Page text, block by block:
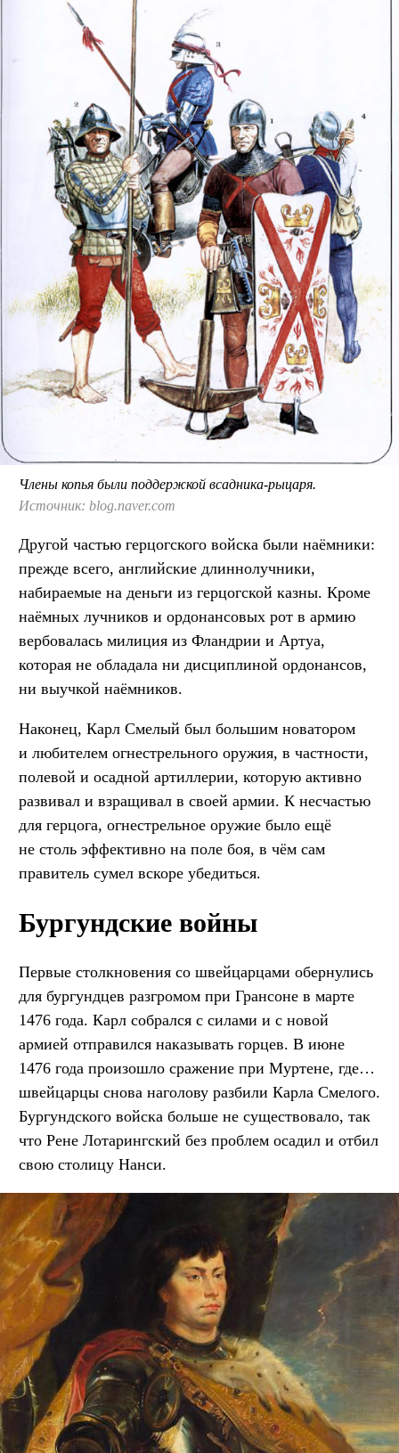
Члены копья были поддержкой всадника-рыцаря.
Источник: blog.naver.com
Другой частью герцогского войска были наёмники:
прежде всего, английские длиннолучники,
набираемые на деньги из герцогской казны. Кроме
наёмных лучников и ордонансовых рот в армию
вербовалась милиция из Фландрии и Артуа,
которая не обладала ни дисциплиной ордонансов,
ни выучкой наёмников.
Наконец, Карл Смелый был большим новатором
и любителем огнестрельного оружия, в частности,
полевой и осадной артиллерии, которую активно
развивал и взращивал в своей армии. К несчастью
для герцога, огнестрельное оружие было ещё
не столь эффективно на поле боя, в чём сам
правитель сумел вскоре убедиться.
Бургундские войны
Первые столкновения со швейцарцами обернулись
для бургундцев разгромом при Грансоне в марте
1476 года. Карл собрался с силами и с новой
армией отправился наказывать горцев. В июне
1476 года произошло сражение при Муртене, где…
швейцарцы снова наголову разбили Карла Смелого.
Бургундского войска больше не существовало, так
что Рене Лотарингский без проблем осадил и отбил
свою столицу Нанси.